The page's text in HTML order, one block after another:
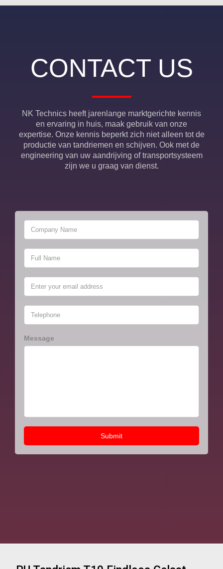
CONTACT US
NK Technics heeft jarenlange marktgerichte kennis
en ervaring in huis, maak gebruik van onze
expertise. Onze kennis beperkt zich niet alleen tot de
productie van tandriemen en schijven. Ook met de
engineering van uw aandrijving of transportsysteem
zijn we u graag van dienst.
Message
Submit